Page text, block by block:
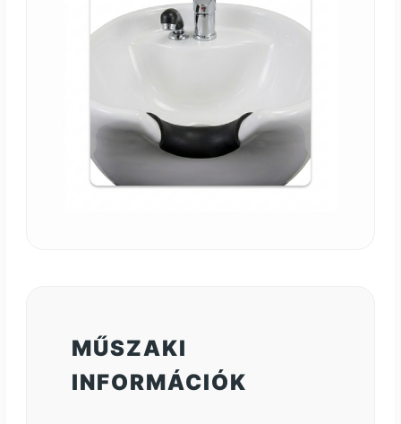
MŰSZAKI
INFORMÁCIÓK